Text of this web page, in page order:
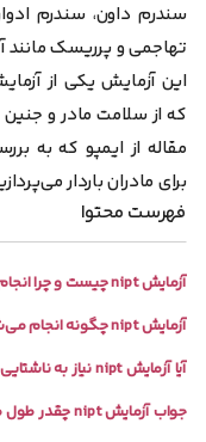
سندرم داون، سندرم
تهاجمی و پرریسک مانند
این آزمایش یکی از
که از سلامت مادر و
مقاله از ایمپو که به
برای مادران باردار
فهرست محتوا
آزمایش nipt چیست و چرا انجام می‌شود؟
آزمایش nipt چگونه انجام می‌شود؟
آیا آزمایش nipt نیاز به ناشتایی دارد؟
جواب آزمایش nipt چقدر طول می‌کشد؟